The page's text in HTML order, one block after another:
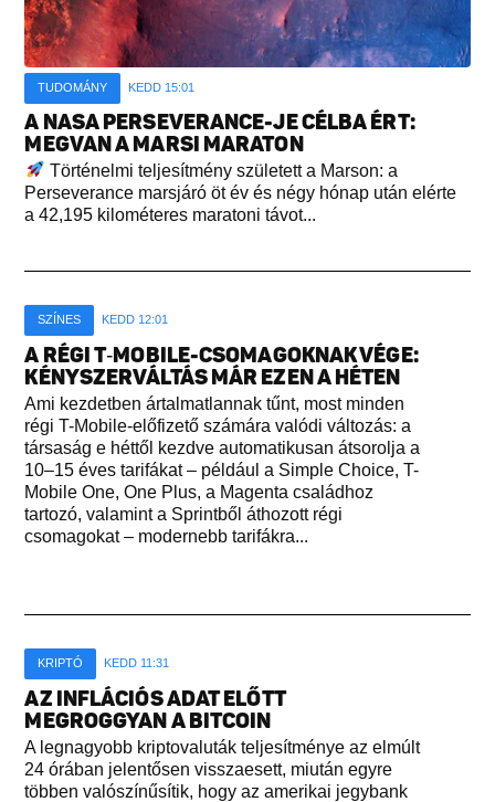
TUDOMÁNY KEDD 15:01
A NASA PERSEVERANCE-JE CÉLBA ÉRT:
MEGVAN A MARSI MARATON
Történelmi teljesítmény született a Marson: a
Perseverance marsjáró öt év és négy hónap után elérte
a 42,195 kilométeres maratoni távot...
SZÍNES KEDD 12:01
A RÉGI T‑MOBILE-CSOMAGOKNAK VÉGE:
KÉNYSZERVÁLTÁS MÁR EZEN A HÉTEN
Ami kezdetben ártalmatlannak tűnt, most minden
régi T-Mobile-előfizető számára valódi változás: a
társaság e héttől kezdve automatikusan átsorolja a
10–15 éves tarifákat – például a Simple Choice, T-
Mobile One, One Plus, a Magenta családhoz
tartozó, valamint a Sprintből áthozott régi
csomagokat – modernebb tarifákra...
KRIPTÓ KEDD 11:31
AZ INFLÁCIÓS ADAT ELŐTT
MEGROGGYAN A BITCOIN
A legnagyobb kriptovaluták teljesítménye az elmúlt
24 órában jelentősen visszaesett, miután egyre
többen valószínűsítik, hogy az amerikai jegybank